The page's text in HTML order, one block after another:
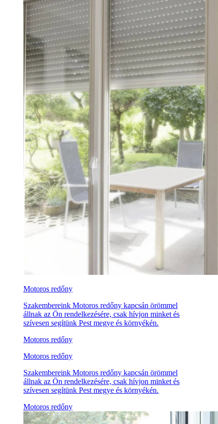
Motoros redőny
Szakembereink Motoros redőny kapcsán örömmel
állnak az Ön rendelkezésére, csak hívjon minket és
szívesen segítünk Pest megye és környékén.
Motoros redőny
Motoros redőny
Szakembereink Motoros redőny kapcsán örömmel
állnak az Ön rendelkezésére, csak hívjon minket és
szívesen segítünk Pest megye és környékén.
Motoros redőny